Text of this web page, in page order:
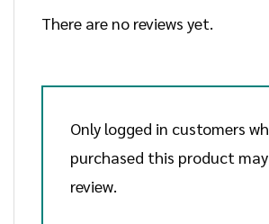
There are no reviews yet.
Only logged in customers
purchased this product
review.